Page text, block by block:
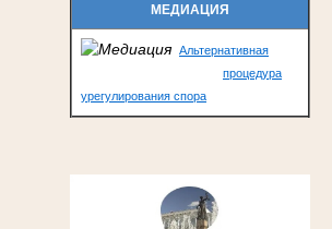
МЕДИАЦИЯ
Альтернативная
процедура
урегулирования спора